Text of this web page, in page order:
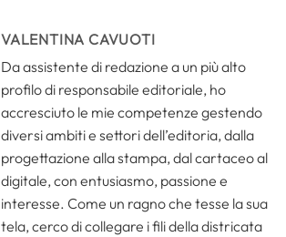
VALENTINA CAVUOTI
Da assistente di redazione a un più alto
profilo di responsabile editoriale, ho
accresciuto le mie competenze gestendo
diversi ambiti e settori dell’editoria, dalla
progettazione alla stampa, dal cartaceo al
digitale, con entusiasmo, passione e
interesse. Come un ragno che tesse la sua
tela, cerco di collegare i fili della districata